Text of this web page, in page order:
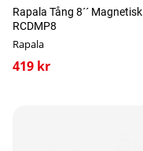
Rapala Tång 8´´ Magnetisk
RCDMP8
Rapala
419 kr